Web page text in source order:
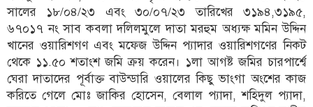
সালের ১৮/০৪/২৩ এবং ৩০/০৭/২৩ তারিখের ৩১৯৪,৩১৯৫,
৬৭০১৭ নং সাব কবলা দলিলমুলে দাতা মরহুম অধ্যক্ষ মমিন উদ্দিন
খানের ওয়ারিশগণ এবং মফেজ উদ্দিন প্যাদার ওয়ারিশগণের নিকট
থেকে ১১.৫০ শতাংশ জমি ক্রয় করেন। ১লা আগষ্ট জমির চারপার্শ্বে
ঘেরা দাতাদের পূর্বাক্ত বাউন্ডারি ওয়ালের কিছু ভাংগা অংশের কাজ
করিতে গেলে মোঃ জাকির হোসেন, বেলাল প্যাদা, শহিদুল প্যাদা,